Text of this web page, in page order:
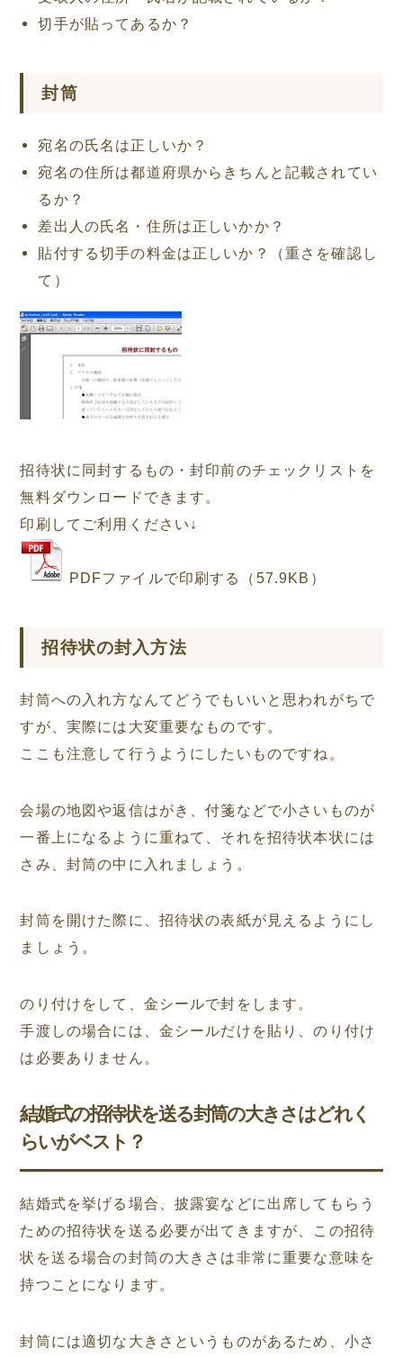
切手が貼ってあるか？
封筒
宛名の氏名は正しいか？
宛名の住所は都道府県からきちんと記載されてい
るか？
差出人の氏名・住所は正しいかか？
貼付する切手の料金は正しいか？（重さを確認し
て）
招待状に同封するもの・封印前のチェックリストを
無料ダウンロードできます。
印刷してご利用ください↓
PDFファイルで印刷する（57.9KB）
招待状の封入方法
封筒への入れ方なんてどうでもいいと思われがちで
すが、実際には大変重要なものです。
ここも注意して行うようにしたいものですね。
会場の地図や返信はがき、付箋などで小さいものが
一番上になるように重ねて、それを招待状本状には
さみ、封筒の中に入れましょう。
封筒を開けた際に、招待状の表紙が見えるようにし
ましょう。
のり付けをして、金シールで封をします。
手渡しの場合には、金シールだけを貼り、のり付け
は必要ありません。
結婚式の招待状を送る封筒の大きさはどれく
らいがベスト？
結婚式を挙げる場合、披露宴などに出席してもらう
ための招待状を送る必要が出てきますが、この招待
状を送る場合の封筒の大きさは非常に重要な意味を
持つことになります。
封筒には適切な大きさというものがあるため、小さ